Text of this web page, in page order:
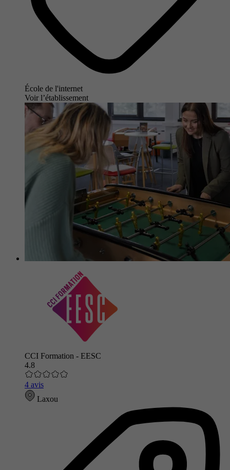
École de l'internet
Voir l’établissement
CCI Formation - EESC
4.8
4 avis
Laxou